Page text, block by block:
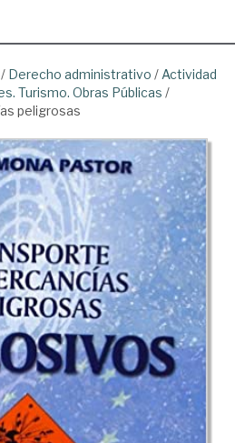
/ Derecho administrativo / Actividad
Turismo. Obras Públicas /
peligrosas